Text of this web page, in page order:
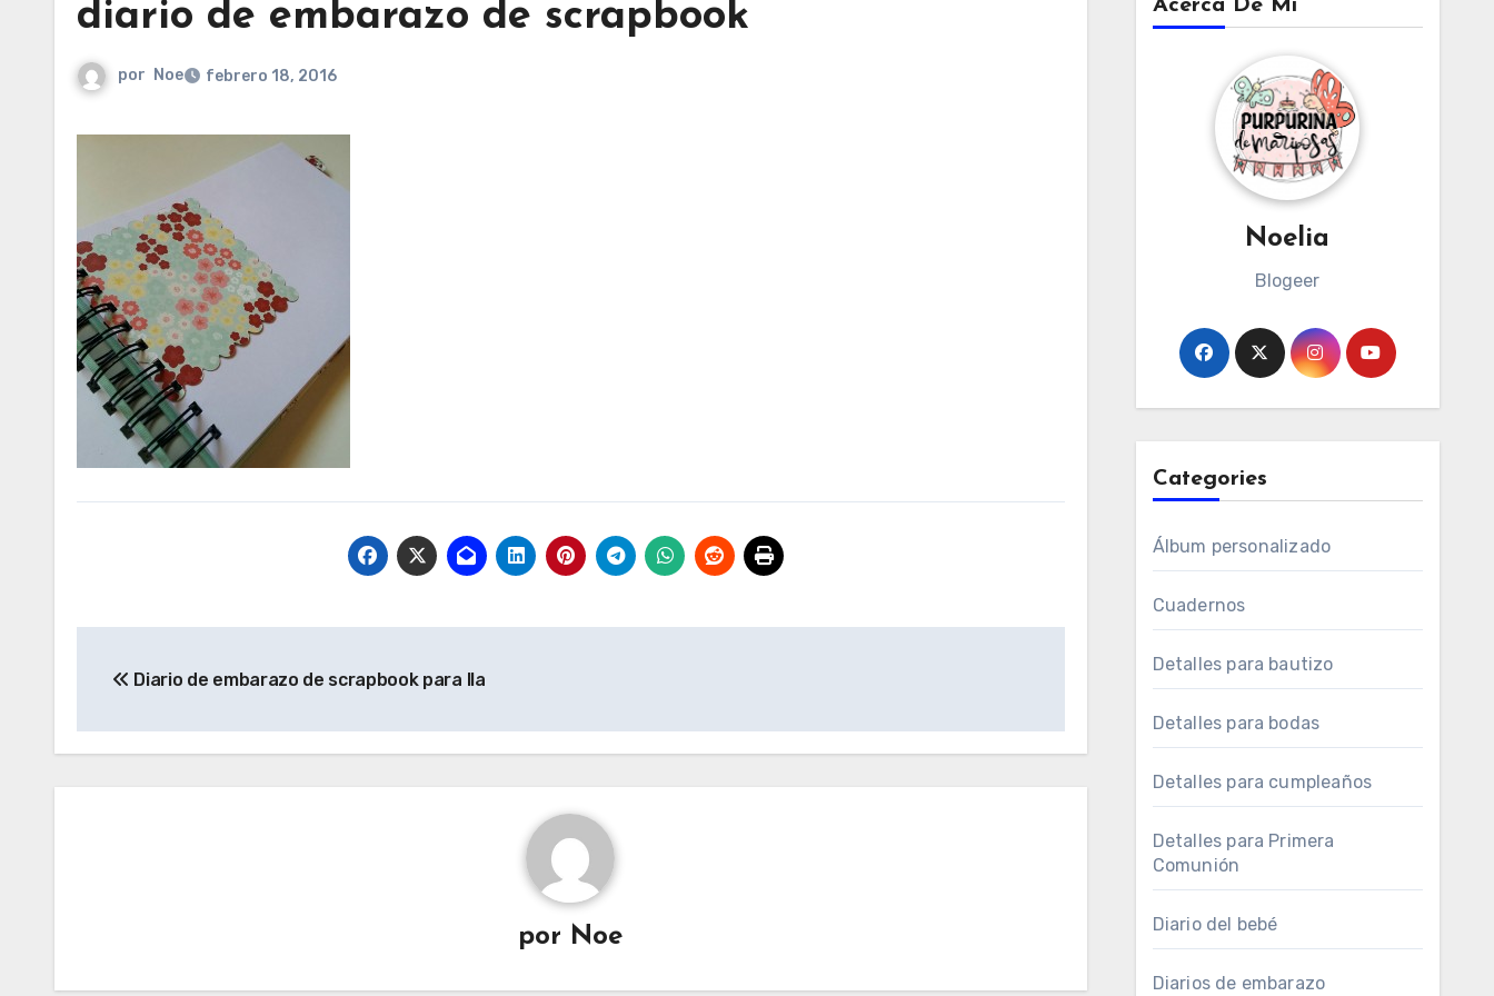
diario de embarazo de scrapbook
por Noe febrero 18, 2016
de
entradas
Diario de embarazo de scrapbook para Ila
por Noe
Acerca De Mi
Noelia
Blogeer
Categories
Álbum personalizado
Cuadernos
Detalles para bautizo
Detalles para bodas
Detalles para cumpleaños
Detalles para Primera
Comunión
Diario del bebé
Diarios de embarazo